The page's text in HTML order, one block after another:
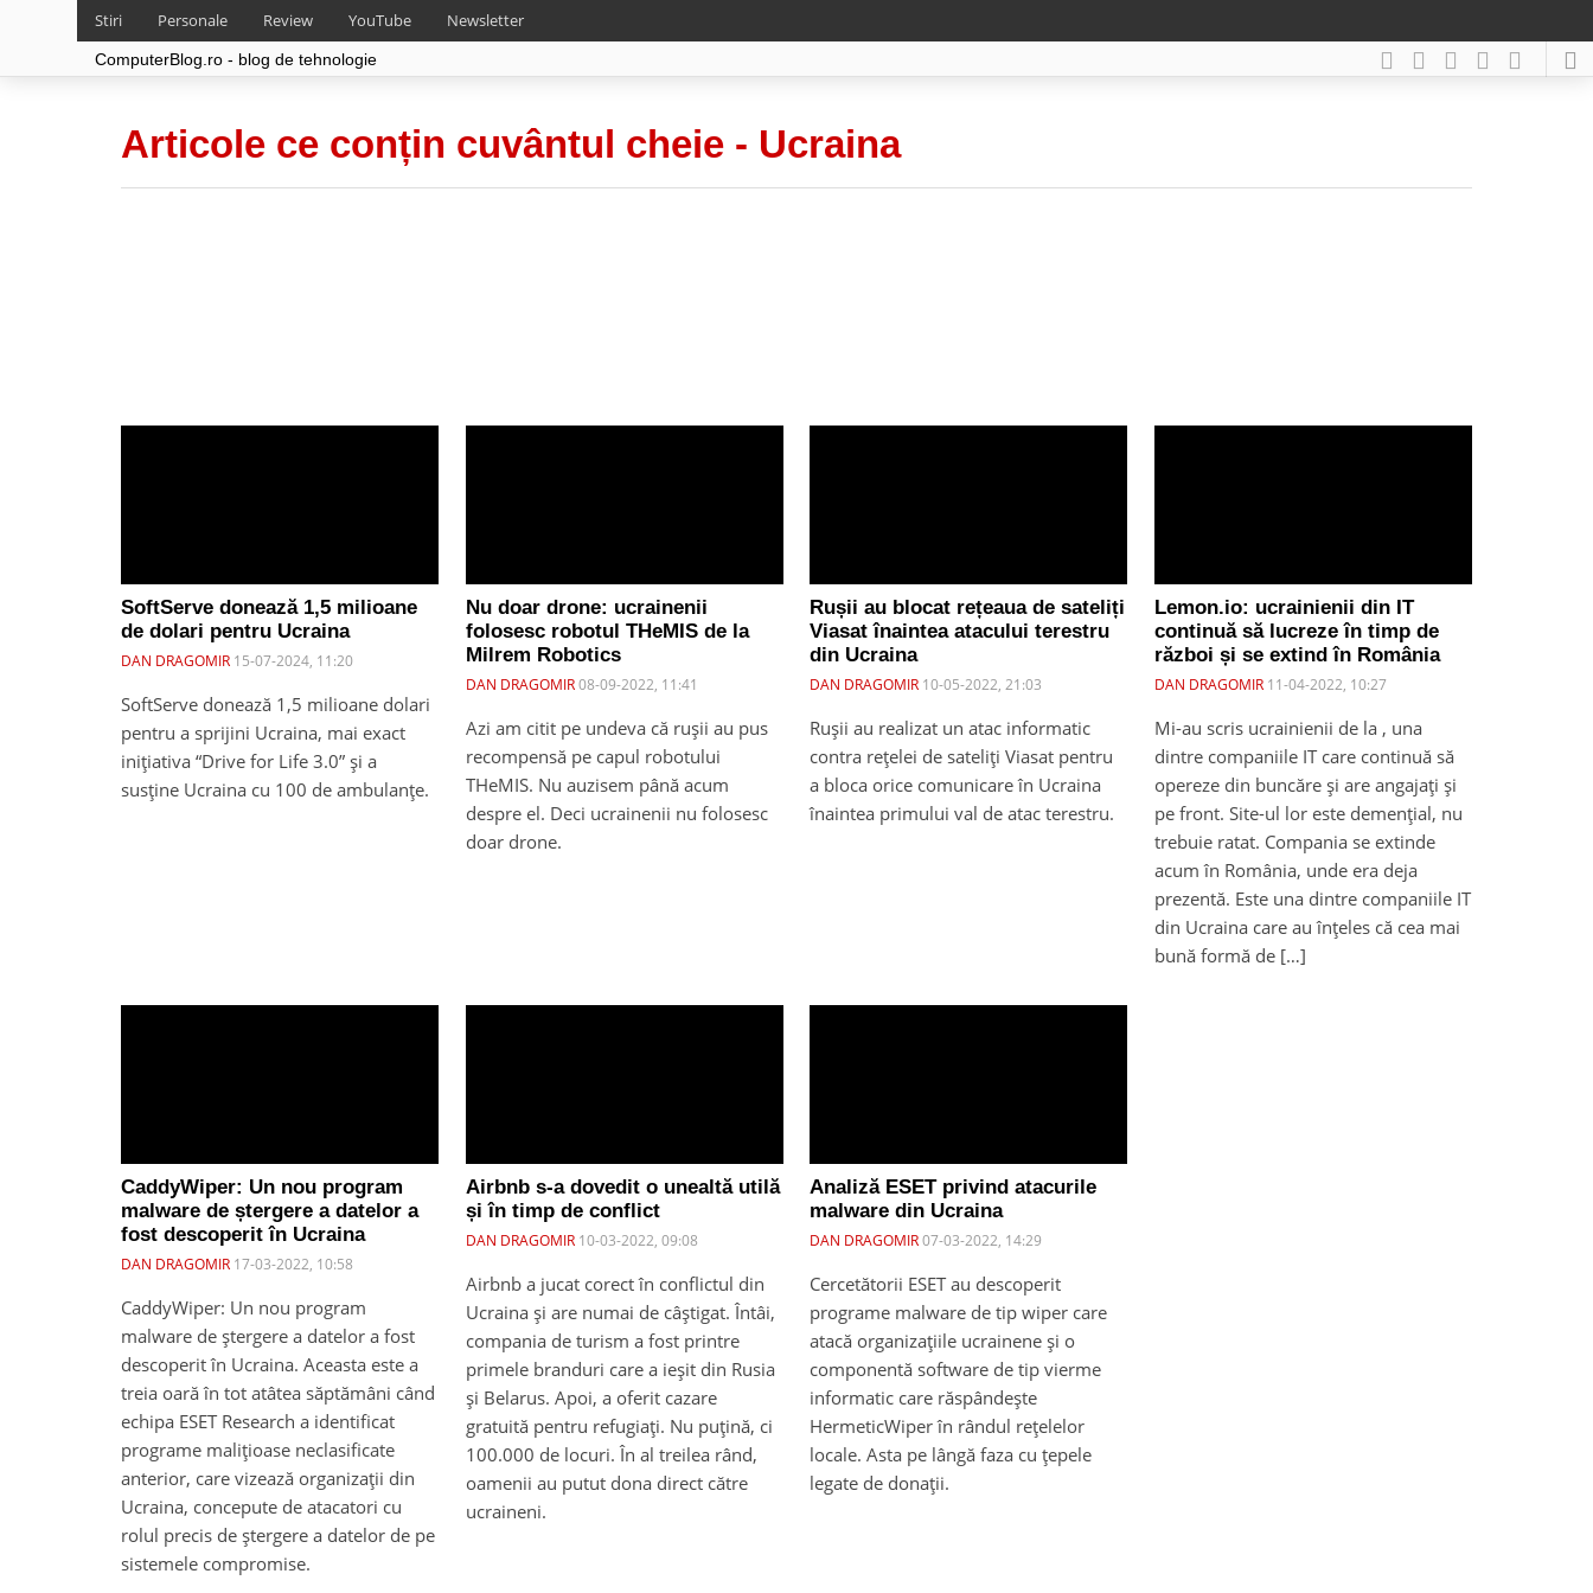
Stiri Personale Review YouTube Newsletter
ComputerBlog.ro - blog de tehnologie
Articole ce conțin cuvântul cheie - Ucraina
SoftServe donează 1,5 milioane
de dolari pentru Ucraina
DAN DRAGOMIR 15-07-2024, 11:20
SoftServe donează 1,5 milioane dolari
pentru a sprijini Ucraina, mai exact
inițiativa “Drive for Life 3.0” și a
susține Ucraina cu 100 de ambulanțe.
Nu doar drone: ucrainenii
folosesc robotul THeMIS de la
Milrem Robotics
DAN DRAGOMIR08-09-2022, 11:41
Azi am citit pe undeva că rușii au pus
recompensă pe capul robotului
THeMIS. Nu auzisem până acum
despre el. Deci ucrainenii nu folosesc
doar drone.
Rușii au blocat rețeaua de sateliți
Viasat înaintea atacului terestru
din Ucraina
DAN DRAGOMIR 10-05-2022, 21:03
Rușii au realizat un atac informatic
contra rețelei de sateliți Viasat pentru
a bloca orice comunicare în Ucraina
înaintea primului val de atac terestru.
Lemon.io: ucrainienii din IT
continuă să lucreze în timp de
război și se extind în România
DAN DRAGOMIR 11-04-2022, 10:27
Mi-au scris ucrainienii de la , una
dintre companiile IT care continuă să
opereze din buncăre și are angajați și
pe front. Site-ul lor este demențial, nu
trebuie ratat. Compania se extinde
acum în România, unde era deja
prezentă. Este una dintre companiile IT
din Ucraina care au înțeles că cea mai
bună formă de […]
CaddyWiper: Un nou program
malware de ștergere a datelor a
fost descoperit în Ucraina
DAN DRAGOMIR 17-03-2022, 10:58
CaddyWiper: Un nou program
malware de ștergere a datelor a fost
descoperit în Ucraina. Aceasta este a
treia oară în tot atâtea săptămâni când
echipa ESET Research a identificat
programe malițioase neclasificate
anterior, care vizează organizații din
Ucraina, concepute de atacatori cu
rolul precis de ștergere a datelor de pe
sistemele compromise.
Airbnb s-a dovedit o unealtă utilă
și în timp de conflict
DAN DRAGOMIR 10-03-2022, 09:08
Airbnb a jucat corect în conflictul din
Ucraina și are numai de câștigat. Întâi,
compania de turism a fost printre
primele branduri care a ieșit din Rusia
și Belarus. Apoi, a oferit cazare
gratuită pentru refugiați. Nu puțină, ci
100.000 de locuri. În al treilea rând,
oamenii au putut dona direct către
ucraineni.
Analiză ESET privind atacurile
malware din Ucraina
DAN DRAGOMIR07-03-2022, 14:29
Cercetătorii ESET au descoperit
programe malware de tip wiper care
atacă organizațiile ucrainene și o
componentă software de tip vierme
informatic care răspândește
HermeticWiper în rândul rețelelor
locale. Asta pe lângă faza cu țepele
legate de donații.